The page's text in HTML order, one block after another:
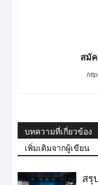
สมั
บทความที่เกี่ยวข้อง
เพิ่มเติมจากผู้เขียน
สรุ